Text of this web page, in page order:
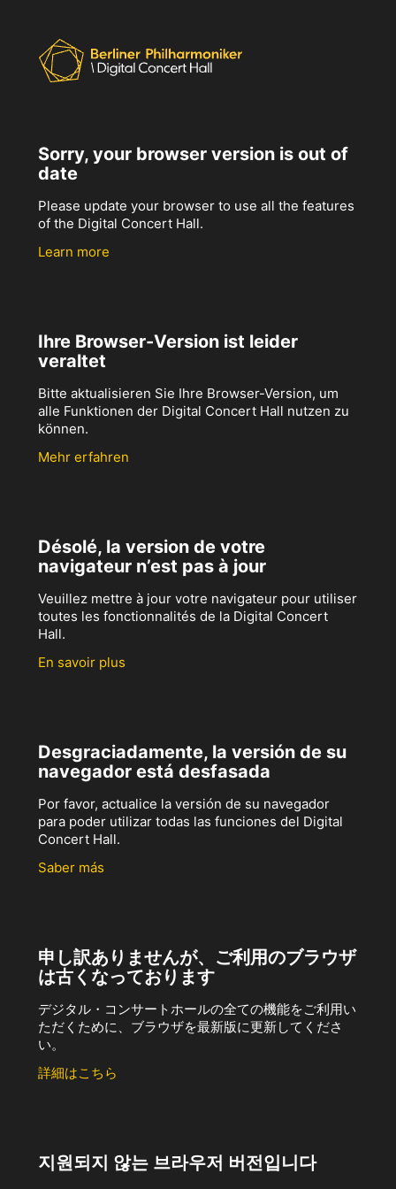
Sorry, your browser version is out of
date
Please update your browser to use all the features
of the Digital Concert Hall.
Learn more
Ihre Browser-Version ist leider
veraltet
Bitte aktualisieren Sie Ihre Browser-Version, um
alle Funktionen der Digital Concert Hall nutzen zu
können.
Mehr erfahren
Désolé, la version de votre
navigateur n’est pas à jour
Veuillez mettre à jour votre navigateur pour utiliser
toutes les fonctionnalités de la Digital Concert
Hall.
En savoir plus
Desgraciadamente, la versión de su
navegador está desfasada
Por favor, actualice la versión de su navegador
para poder utilizar todas las funciones del Digital
Concert Hall.
Saber más
申し訳ありませんが、ご利用のブラウザ
は古くなっております
デジタル・コンサートホールの全ての機能をご利用い
ただくために、ブラウザを最新版に更新してくださ
い。
詳細はこちら
지원되지 않는 브라우저 버전입니다